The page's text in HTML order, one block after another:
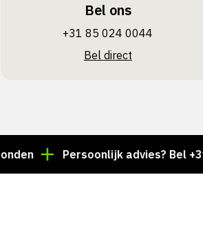
Bel ons
+31 85 024 0044
Bel direct
Persoonlijk advies? Bel +31 85